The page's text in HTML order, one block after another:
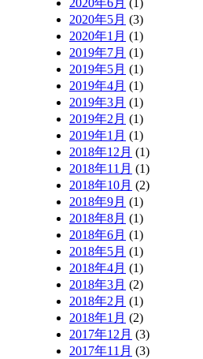
2020年6月 (1)
2020年5月 (3)
2020年1月 (1)
2019年7月 (1)
2019年5月 (1)
2019年4月 (1)
2019年3月 (1)
2019年2月 (1)
2019年1月 (1)
2018年12月 (1)
2018年11月 (1)
2018年10月 (2)
2018年9月 (1)
2018年8月 (1)
2018年6月 (1)
2018年5月 (1)
2018年4月 (1)
2018年3月 (2)
2018年2月 (1)
2018年1月 (2)
2017年12月 (3)
2017年11月 (3)